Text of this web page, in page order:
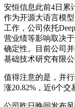
安恒信息此前4日累
作为开源大语言模
工作，公司依托
营业绩等影响取决
确定性。目前公司
基础技术研究有限公
值得注意的是，并
涨20.82%，近6个交